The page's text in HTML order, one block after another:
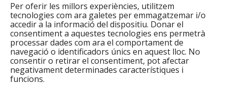
Per oferir les millors experiències, utilitzem
tecnologies com ara galetes per emmagatzemar i/o
accedir a la informació del dispositiu. Donar el
consentiment a aquestes tecnologies ens permetrà
processar dades com ara el comportament de
navegació o identificadors únics en aquest lloc. No
consentir o retirar el consentiment, pot afectar
negativament determinades característiques i
funcions.
El primer quadrimestre dels cursos de llengües de
la Fundació Integramenet és a punt de començar.
Hem reduït el número de cursos i places respecte
l’anterior quadrimestre tot i que, com sempre,
hem recollit una alta demanda sobretot per als
cursos de castellà. Però és el que bonament